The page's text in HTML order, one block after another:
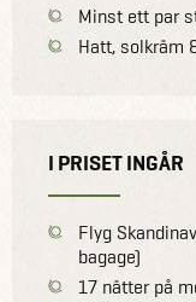
Minst ett par
Hatt, solkräm
I PRISET INGÅR
Flyg
bagage)
17 nätter på